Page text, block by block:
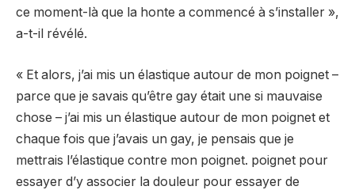
ce moment-là que la honte a commencé à s’installer »,
a-t-il révélé.
« Et alors, j’ai mis un élastique autour de mon poignet –
parce que je savais qu’être gay était une si mauvaise
chose – j’ai mis un élastique autour de mon poignet et
chaque fois que j’avais un gay, je pensais que je
mettrais l’élastique contre mon poignet. poignet pour
essayer d’y associer la douleur pour essayer de